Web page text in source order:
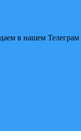
в нашем Телеграм